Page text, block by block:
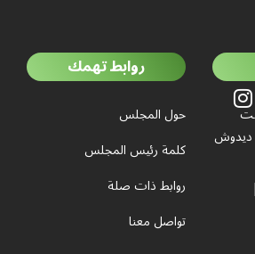
الجزائر ص.ب. 575 ديدوش
0021323487279 |
روابط تهمك
حول المجلس
كلمة رئيس المجلس
روابط ذات صلة
تواصل معنا